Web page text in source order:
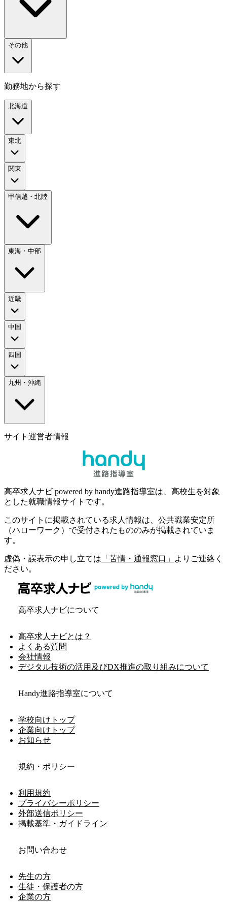
その他
勤務地から探す
北海道
東北
関東
甲信越・北陸
東海・中部
近畿
中国
四国
九州・沖縄
サイト運営者情報
高卒求人ナビ powered by handy進路指導室は、高校生を対象
とした就職情報サイトです。
このサイトに掲載されている求人情報は、公共職業安定所
（ハローワーク）で受付されたもののみが掲載されていま
す。
虚偽・誤表示の申し立ては 「苦情・通報窓口」
よりご連絡く
ださい。
高卒求人ナビについて
高卒求人ナビとは？
よくある質問
会社情報
デジタル技術の活用及びDX推進の取り組みについて
Handy進路指導室について
学校向けトップ
企業向けトップ
お知らせ
規約・ポリシー
利用規約
プライバシーポリシー
外部送信ポリシー
掲載基準・ガイドライン
お問い合わせ
先生の方
生徒・保護者の方
企業の方